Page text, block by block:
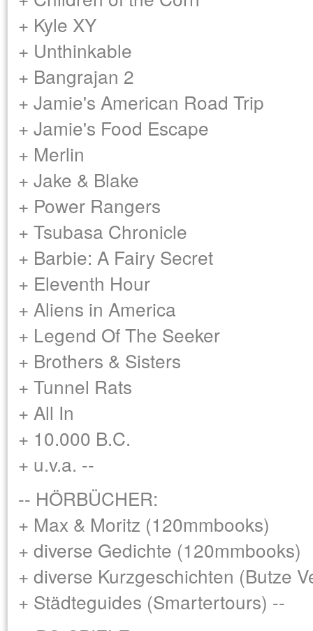
+ Kyle XY
+ Unthinkable
+ Bangrajan 2
+ Jamie's American Road Trip
+ Jamie's Food Escape
+ Merlin
+ Jake & Blake
+ Power Rangers
+ Tsubasa Chronicle
+ Barbie: A Fairy Secret
+ Eleventh Hour
+ Aliens in America
+ Legend Of The Seeker
+ Brothers & Sisters
+ Tunnel Rats
+ All In
+ 10.000 B.C.
+ u.v.a. --
-- HÖRBÜCHER:
+ Max & Moritz (120mmbooks)
+ diverse Gedichte (120mmbooks)
+ diverse Kurzgeschichten (Butze
+ Städteguides (Smartertours) --